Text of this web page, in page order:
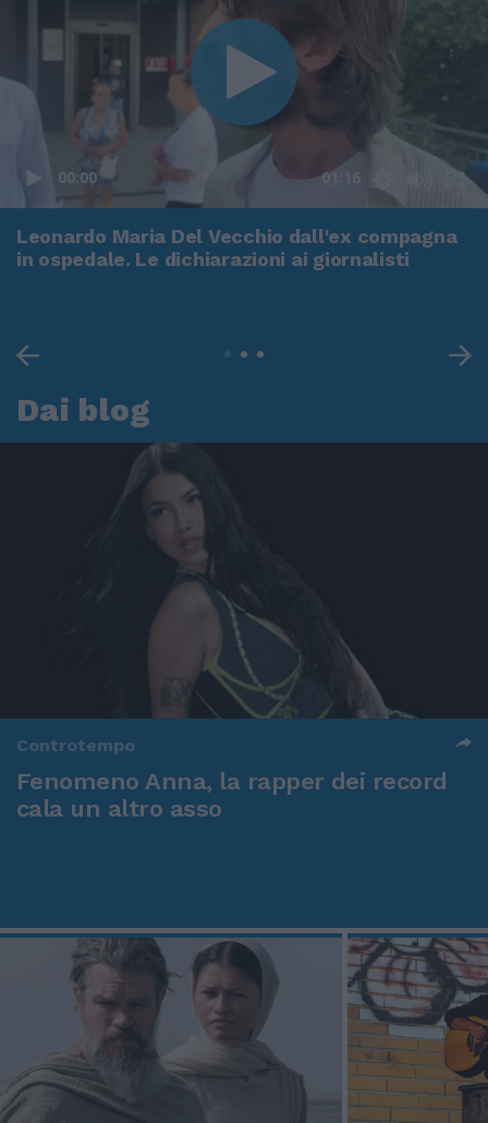
00:00 01:16
Leonardo Maria Del Vecchio dall'ex compagna
in ospedale. Le dichiarazioni ai giornalisti
Dai blog
Controtempo
Fenomeno Anna, la rapper dei record
cala un altro asso